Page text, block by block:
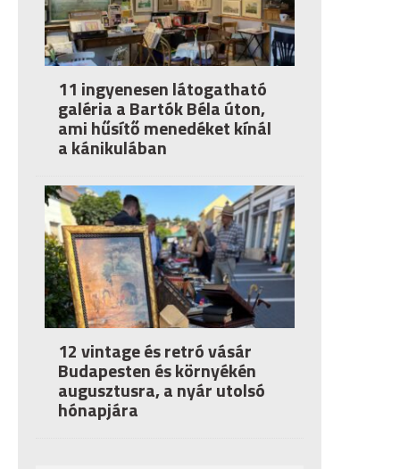
11 ingyenesen látogatható
galéria a Bartók Béla úton,
ami hűsítő menedéket kínál
a kánikulában
12 vintage és retró vásár
Budapesten és környékén
augusztusra, a nyár utolsó
hónapjára